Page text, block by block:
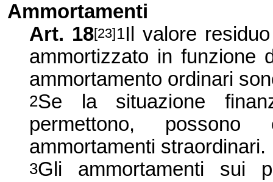
Ammortamenti
Art. 18[23]1Il valore
ammortizzato in funzione
ammortamento ordinari
2Se la situazione
permettono,
ammortamenti straordinari.
3Gli ammortamenti sui